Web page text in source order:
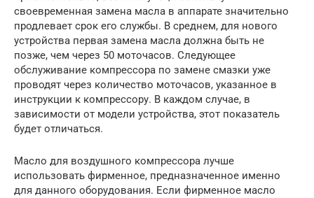
своевременная замена масла в аппарате значительно
продлевает срок его службы. В среднем, для нового
устройства первая замена масла должна быть не
позже, чем через 50 моточасов. Следующее
обслуживание компрессора по замене смазки уже
проводят через количество моточасов, указанное в
инструкции к компрессору. В каждом случае, в
зависимости от модели устройства, этот показатель
будет отличаться.
Масло для воздушного компрессора лучше
использовать фирменное, предназначенное именно
для данного оборудования. Если фирменное масло